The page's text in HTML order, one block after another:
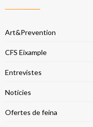
Art&Prevention
CFS Eixample
Entrevistes
Notícies
Ofertes de feina